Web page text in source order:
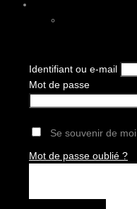
Identifiant ou e-mail
Mot de passe
Se souvenir de moi
Mot de passe oublié ?